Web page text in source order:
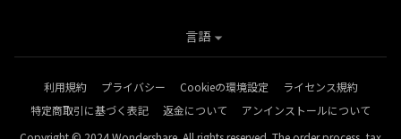
利用規約 プライバシー Cookieの環境設定
ライセンス規約
特定商取引に基づく表記
返金について
アンインストールについて
言語